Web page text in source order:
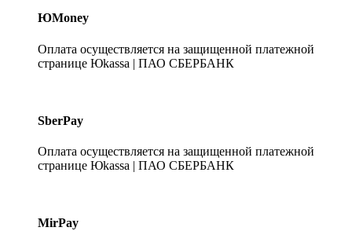
ЮMoney
Оплата осуществляется на защищенной платежной
странице Юkassa | ПАО СБЕРБАНК
SberPay
Оплата осуществляется на защищенной платежной
странице Юkassa | ПАО СБЕРБАНК
MirPay